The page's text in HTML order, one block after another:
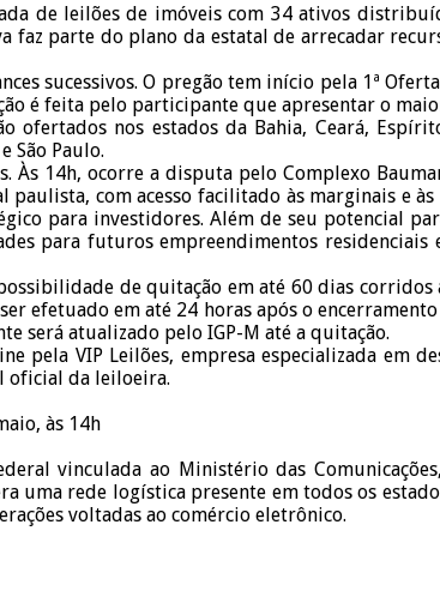
de leilões de imóveis com 34 ativos
faz parte do plano da estatal de arrecadar
sucessivos. O pregão tem início pela 1ª
é feita pelo participante que apresentar o
nos estados da Bahia, Ceará,
São Paulo.
14h, ocorre a disputa pelo Complexo
com acesso facilitado às marginais e
para investidores. Além de seu potencial
para futuros empreendimentos
de quitação em até 60 dias
efetuado em até 24 horas após o
será atualizado pelo IGP-M até a quitação.
pela VIP Leilões, empresa especializada em
oficial da leiloeira.
às 14h
vinculada ao Ministério das
uma rede logística presente em todos os
voltadas ao comércio eletrônico.